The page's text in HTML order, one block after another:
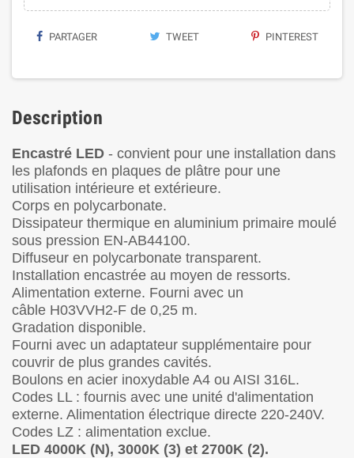
PARTAGER TWEET PINTEREST
Description
Encastré LED - convient pour une installation dans
les plafonds en plaques de plâtre pour une
utilisation intérieure et extérieure.
Corps en polycarbonate.
Dissipateur thermique en aluminium primaire moulé
sous pression EN-AB44100.
Diffuseur en polycarbonate transparent.
Installation encastrée au moyen de ressorts.
Alimentation externe. Fourni avec un
câble H03VVH2-F de 0,25 m.
Gradation disponible.
Fourni avec un adaptateur supplémentaire pour
couvrir de plus grandes cavités.
Boulons en acier inoxydable A4 ou AISI 316L.
Codes LL : fournis avec une unité d'alimentation
externe. Alimentation électrique directe 220-240V.
Codes LZ : alimentation exclue.
LED 4000K (N), 3000K (3) et 2700K (2).